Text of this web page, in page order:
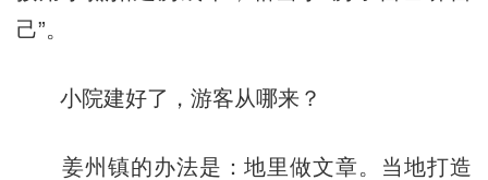
己”。
小院建好了，游客从哪来？
姜州镇的办法是：地里做文章。当地打造